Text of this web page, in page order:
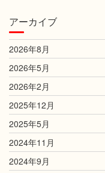
アーカイブ
2026年8月
2026年5月
2026年2月
2025年12月
2025年5月
2024年11月
2024年9月